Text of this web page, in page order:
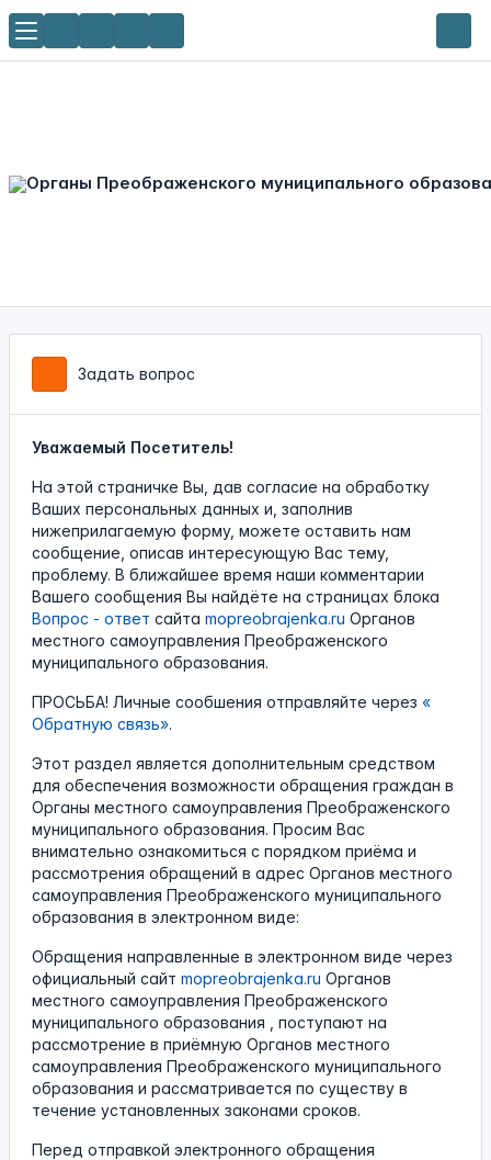
Задать вопрос
Уважаемый Посетитель!
На этой страничке Вы, дав согласие на обработку
Ваших персональных данных и, заполнив
нижеприлагаемую форму, можете оставить нам
сообщение, описав интересующую Вас тему,
проблему. В ближайшее время наши комментарии
Вашего сообщения Вы найдёте на страницах блока
Вопрос - ответ сайта mopreobrajenka.ru Органов
местного самоуправления Преображенского
муниципального образования.
ПРОСЬБА! Личные сообшения отправляйте через «
Обратную связь».
Этот раздел является дополнительным средством
для обеспечения возможности обращения граждан в
Органы местного самоуправления Преображенского
муниципального образования. Просим Вас
внимательно ознакомиться с порядком приёма и
рассмотрения обращений в адрес Органов местного
самоуправления Преображенского муниципального
образования в электронном виде:
Обращения направленные в электронном виде через
официальный сайт mopreobrajenka.ru Органов
местного самоуправления Преображенского
муниципального образования , поступают на
рассмотрение в приёмную Органов местного
самоуправления Преображенского муниципального
образования и рассматривается по существу в
течение установленных законами сроков.
Перед отправкой электронного обращения